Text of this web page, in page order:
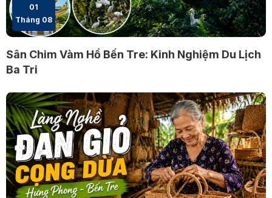
01
Tháng 08
Sân Chim Vàm Hồ Bến Tre: Kinh Nghiệm Du Lịch
Ba Tri